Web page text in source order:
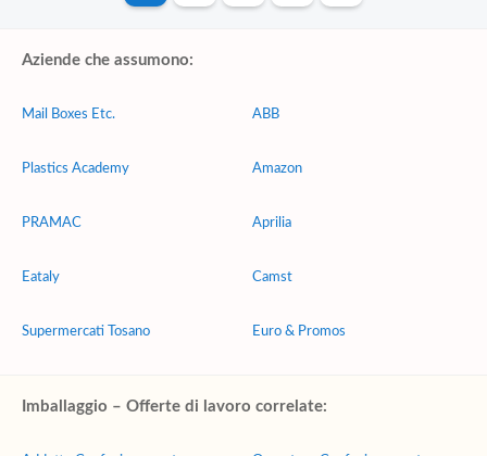
Aziende che assumono:
Mail Boxes Etc.
Plastics Academy
PRAMAC
Eataly
Supermercati Tosano
ABB
Amazon
Aprilia
Camst
Euro & Promos
Imballaggio – Offerte di lavoro correlate: